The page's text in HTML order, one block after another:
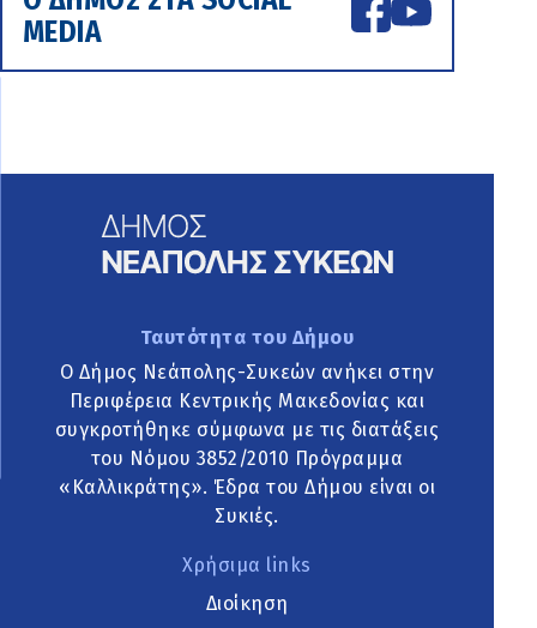
MEDIA
Ταυτότητα του Δήμου
Ο Δήμος Νεάπολης-Συκεών ανήκει στην
Περιφέρεια Κεντρικής Μακεδονίας και
συγκροτήθηκε σύμφωνα με τις διατάξεις
του Νόμου 3852/2010 Πρόγραμμα
«Καλλικράτης». Έδρα του Δήμου είναι οι
Συκιές.
Χρήσιμα links
Διοίκηση